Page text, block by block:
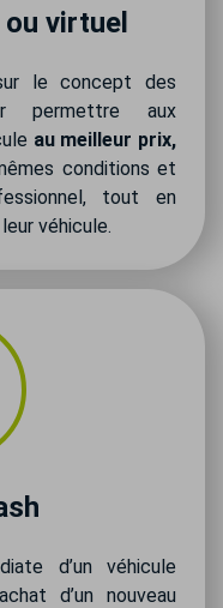
virtuel
le concept des
permettre aux
au meilleur prix,
conditions et
tout en
véhicule.
d’un véhicule
d’un nouveau